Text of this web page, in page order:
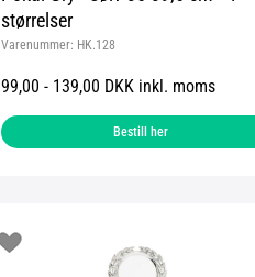
størrelser
Varenummer: HK.128
99,00 - 139,00 DKK inkl. moms
Bestill her